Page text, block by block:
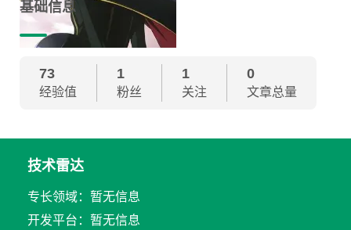
基础信息
73
经验值
1
粉丝
1
关注
0
文章总量
技术雷达
专长领域：暂无信息
开发平台：暂无信息